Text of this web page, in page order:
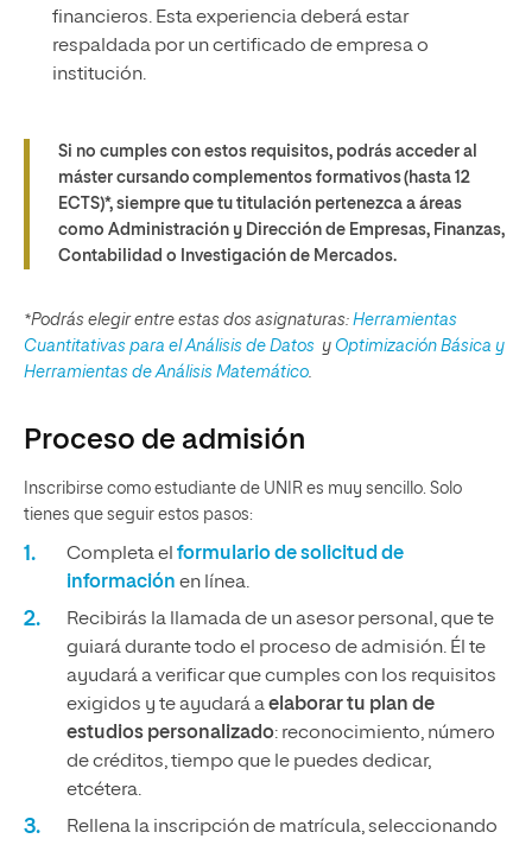
financieros. Esta experiencia deberá estar
respaldada por un certificado de empresa o
institución.
Si no cumples con estos requisitos, podrás acceder al
máster cursando complementos formativos (hasta 12
ECTS)*, siempre que tu titulación pertenezca a áreas
como Administración y Dirección de Empresas, Finanzas,
Contabilidad o Investigación de Mercados.
*Podrás elegir entre estas dos asignaturas: Herramientas
Cuantitativas para el Análisis de Datos y Optimización Básica y
Herramientas de Análisis Matemático.
Proceso de admisión
Inscribirse como estudiante de UNIR es muy sencillo. Solo
tienes que seguir estos pasos:
Completa el formulario de solicitud de
información en línea.
Recibirás la llamada de un asesor personal, que te
guiará durante todo el proceso de admisión. Él te
ayudará a verificar que cumples con los requisitos
exigidos y te ayudará aelaborar tu plan de
estudios personalizado: reconocimiento, número
de créditos, tiempo que le puedes dedicar,
etcétera.
Rellena la inscripción de matrícula, seleccionando